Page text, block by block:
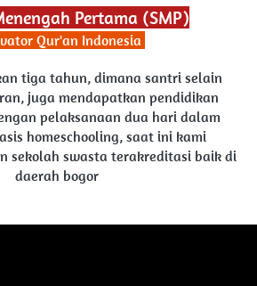
Pertama (SMP)
Qur'an Indonesia
tiga tahun, dimana santri selain
juga mendapatkan pendidikan
pelaksanaan dua hari dalam
homeschooling, saat ini kami
sekolah swasta terakreditasi baik di
daerah bogor